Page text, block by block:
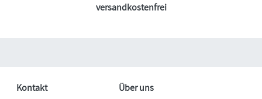
versandkostenfrei
Kontakt
Über uns